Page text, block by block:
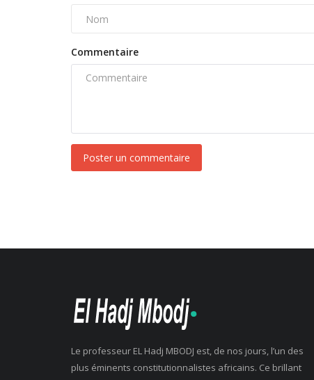
Commentaire
Poster un commentaire
Le professeur EL Hadj MBODJ est, de nos jours, l’un des
plus éminents constitutionnalistes africains. Ce brillant